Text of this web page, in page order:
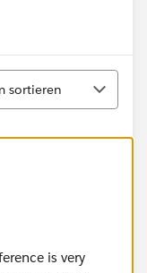
sortieren
is very